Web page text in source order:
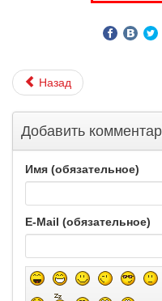
Назад
Добавить
Имя (обязательное)
E-Mail (обязательное)